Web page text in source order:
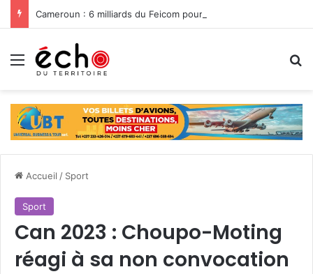
Menu
Accueil / Sport
Sport
Can 2023 : Choupo-Moting
réagi à sa non convocation